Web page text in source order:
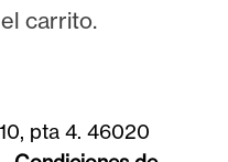
carrito.
pta 4. 46020